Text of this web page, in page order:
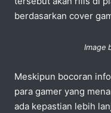
berdasarkan cover
Image
Meskipun bocoran
para gamer yang
ada kepastian lebih